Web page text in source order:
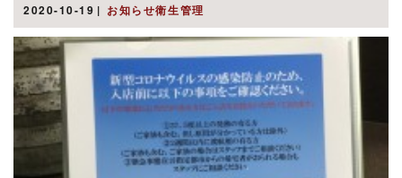
2020-10-19 お知らせ衛生管理